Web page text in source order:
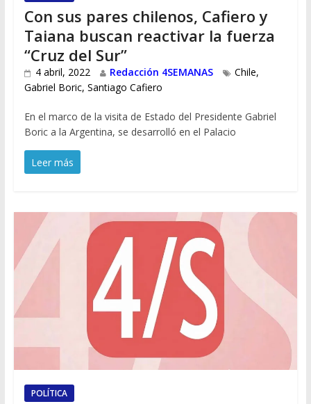
Con sus pares chilenos, Cafiero y
Taiana buscan reactivar la fuerza
“Cruz del Sur”
4 abril, 2022 Redacción 4SEMANAS Chile,
Gabriel Boric, Santiago Cafiero
En el marco de la visita de Estado del Presidente Gabriel
Boric a la Argentina, se desarrolló en el Palacio
Leer más
POLÍTICA